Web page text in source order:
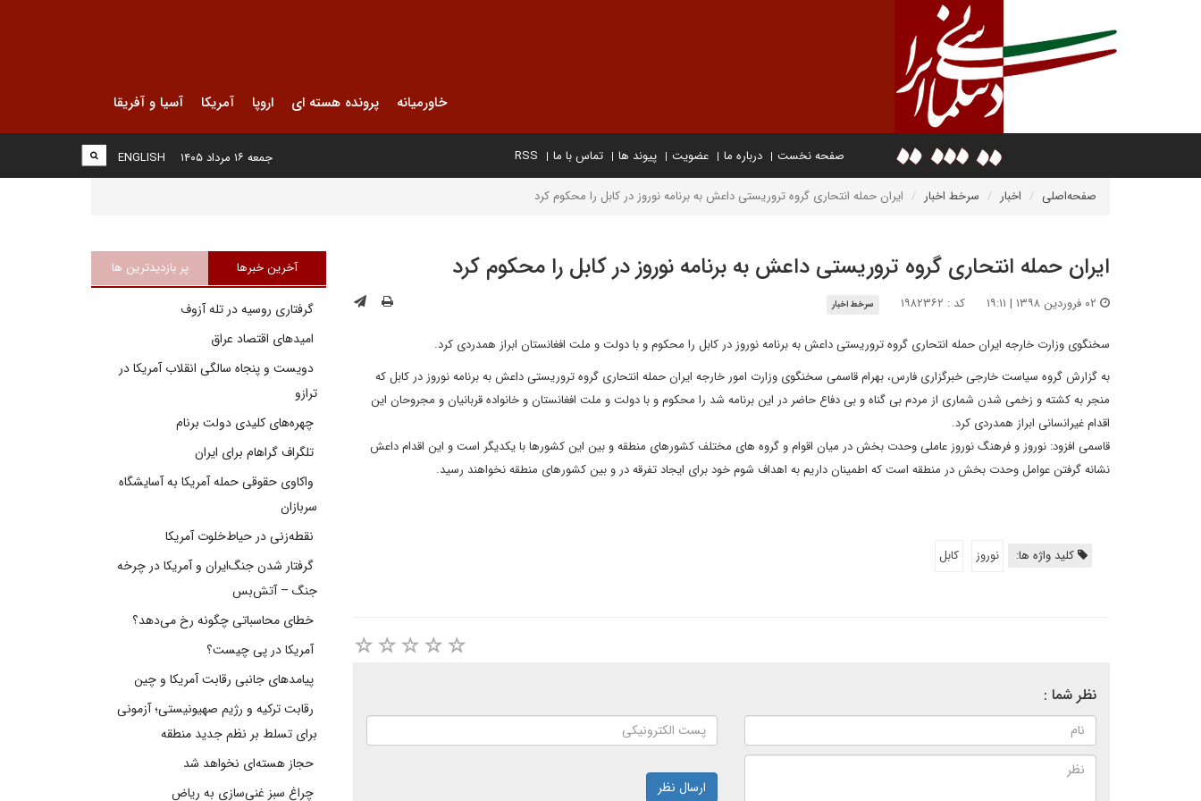
خاورمیانه پرونده هسته ای اروپا آمریکا آسیا و آفریقا
صفحه نخست درباره ما عضویت پیوند ها تماس با ما RSS
ENGLISH جمعه ۱۶ مرداد ۱۴۰۵
صفحه‌اصلی اخبار سرخط اخبار ایران حمله انتحاری گروه تروریستی داعش به برنامه نوروز در کابل را محکوم کرد
ایران حمله انتحاری گروه تروریستی داعش به برنامه نوروز در کابل را محکوم کرد
کد : ۱۹۸۲۳۶۲ سرخط اخبار
سخنگوی وزارت خارجه ایران حمله انتحاری گروه تروریستی داعش به برنامه نوروز در کابل را محکوم و با دولت و ملت افغانستان ابراز همدردی کرد.
به گزارش گروه سیاست خارجی خبرگزاری فارس، بهرام قاسمی سخنگوی وزارت امور خارجه ایران حمله انتحاری گروه تروریستی داعش به برنامه نوروز در کابل که
منجر به کشته و زخمی شدن شماری از مردم بی گناه و بی دفاع حاضر در این برنامه شد را محکوم و با دولت و ملت افغانستان و خانواده قربانیان و مجروحان این
اقدام غیرانسانی ابراز همدردی کرد.
قاسمی افزود: نوروز و فرهنگ نوروز عاملی وحدت بخش در میان اقوام و گروه های مختلف کشورهای منطقه و بین این کشورها با یکدیگر است و این اقدام داعش
نشانه گرفتن عوامل وحدت بخش در منطقه است که اطمینان داریم به اهداف شوم خود برای ایجاد تفرقه در و بین کشورهای منطقه نخواهند رسید.
کلید واژه ها: نوروز کابل
نظر شما :
ارسال نظر
آخرین خبرها پر بازدیدترین ها
گرفتاری روسیه در تله آزوف
امیدهای اقتصاد عراق
دویست و پنجاه سالگی انقلاب آمریکا در
ترازو
چهره‌های کلیدی دولت برنام
تلگراف گراهام برای ایران
واکاوی حقوقی حمله آمریکا به آسایشگاه
سربازان
نقطه‌زنی در حیاط‌خلوت آمریکا
گرفتار شدن جنگ‌ایران و آمریکا در چرخه
جنگ – آتش‌بس
خطای محاسباتی چگونه رخ می‌دهد؟
آمریکا در پی چیست؟
پیامدهای جانبی رقابت آمریکا و چین
رقابت ترکیه و رژیم صهیونیستی؛ آزمونی
برای تسلط بر نظم جدید منطقه
حجاز هسته‌ای نخواهد شد
چراغ سبز غنی‌سازی به ریاض